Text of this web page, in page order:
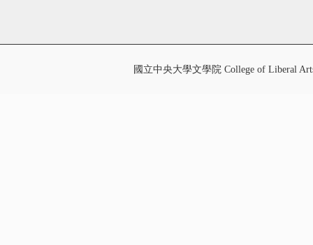
國立中央大學文學院 College of Liberal